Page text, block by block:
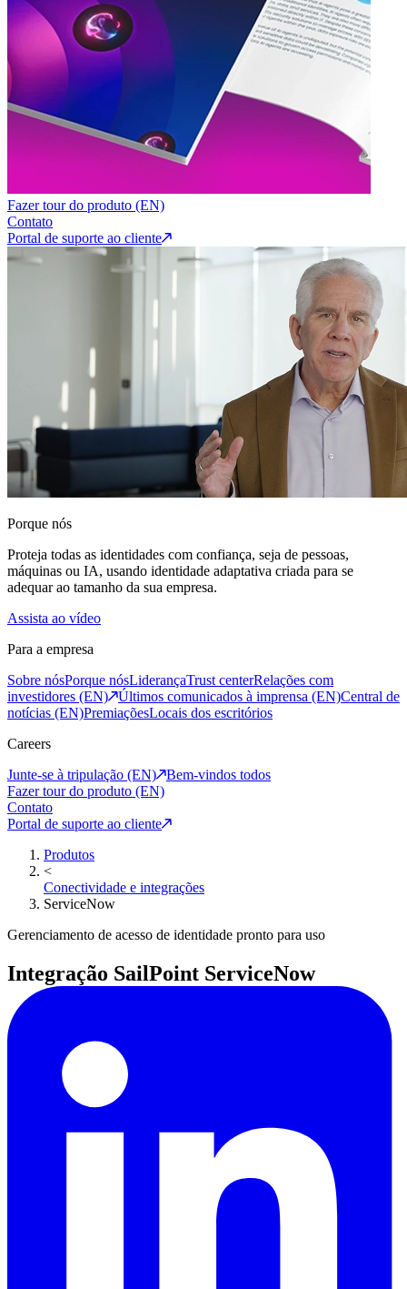
Fazer tour do produto (EN)
Contato
Portal de suporte ao cliente
Porque nós
Proteja todas as identidades com confiança, seja de pessoas,
máquinas ou IA, usando identidade adaptativa criada para se
adequar ao tamanho da sua empresa.
Assista ao vídeo
Para a empresa
Sobre nósPorque nósLiderançaTrust centerRelações com
investidores (EN)
Últimos comunicados à imprensa (EN)Central de
notícias (EN)PremiaçõesLocais dos escritórios
Careers
Junte-se à tripulação (EN)
Bem-vindos todos
Fazer tour do produto (EN)
Contato
Portal de suporte ao cliente
Produtos
<
Conectividade e integrações
ServiceNow
Gerenciamento de acesso de identidade pronto para uso
Integração SailPoint ServiceNow